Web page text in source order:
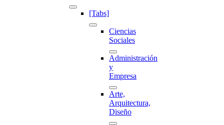
[Tabs]
Ciencias
Sociales
Administración
y
Empresa
Arte,
Arquitectura,
Diseño